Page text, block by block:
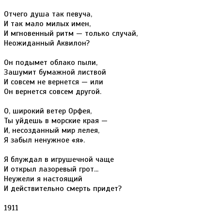
Отчего душа так певуча,
И так мало милых имен,
И мгновенный ритм — только случай,
Неожиданный Аквилон?
Он подымет облако пыли,
Зашумит бумажной листвой
И совсем не вернется — или
Он вернется совсем другой.
О, широкий ветер Орфея,
Ты уйдешь в морские края —
И, несозданный мир лелея,
Я забыл ненужное «я».
Я блуждал в игрушечной чаще
И открыл лазоревый грот...
Неужели я настоящий
И действительно смерть придет?
1911